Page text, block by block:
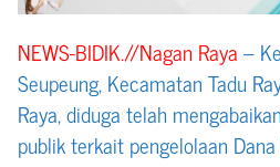
NEWS-BIDIK.//Nagan Raya–
Seupeung, Kecamatan Tadu
Raya, diduga telah
publik terkait pengelolaan